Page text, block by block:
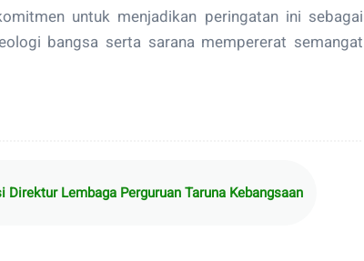
untuk menjadikan peringatan ini sebagai
bangsa serta sarana mempererat semangat
Direktur Lembaga Perguruan Taruna Kebangsaan